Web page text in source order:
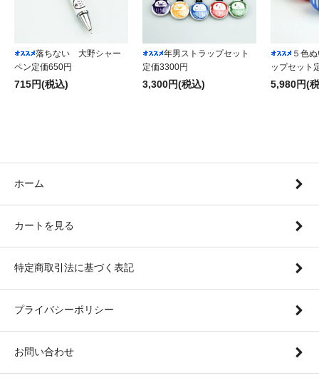
落ちない 大野シャー
ペン定価650円
715円(税込)
年男ストラップセット
定価3300円
3,300円(税込)
５色
ップセット
5,980円(
ホーム
カートを見る
特定商取引法に基づく表記
プライバシーポリシー
お問い合わせ